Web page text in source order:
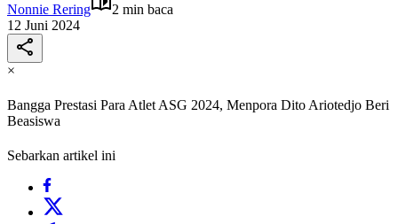
Nonnie Rering
2 min baca
12 Juni 2024
×
Bangga Prestasi Para Atlet ASG 2024, Menpora Dito Ariotedjo Beri
Beasiswa
Sebarkan artikel ini